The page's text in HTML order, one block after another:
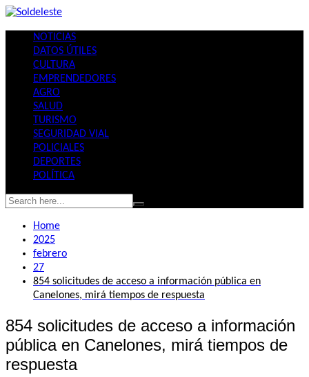
Skip
contentNOTICIAS
DATOS ÚTILES
CULTURA
EMPRENDEDORES
AGRO
SALUD
TURISMO
SEGURIDAD VIAL
POLICIALES
DEPORTES
POLÍTICA
Home
2025
febrero
27
854 solicitudes de acceso a información pública en
Canelones, mirá tiempos de respuesta
854 solicitudes de acceso a información
pública en Canelones, mirá tiempos de
respuesta